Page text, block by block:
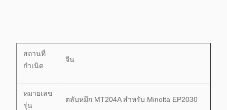
สถานที่
กำเนิด
จีน
หมายเลข
รุ่น
ตลับหมึก MT204A สำหรับ Minolta EP2030